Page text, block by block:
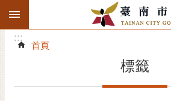
跳到主要內容區塊
搜
階
:::
:::
首頁
標籤